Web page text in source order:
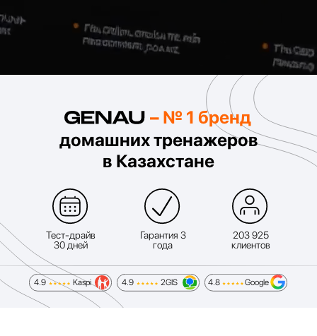
203 925
клиентов
Тест-драйв
30 дней
Гарантия 3
года
домашних тренажеров
в Казахстане
Kaspi
4.9 2GIS
4.9 Google
4.8
– № 1 бренд
Не нашли
подходящую
модель?
Получить консультацию в WhatsApp